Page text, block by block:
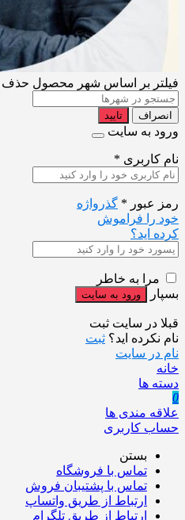
فیلتر بر اساس شهر محصول حذف
انصراف تایید
ورود به سایت
نام کاربری *
رمز عبور * گذرواژه
خود را فراموش
کرده اید؟
مرا به خاطر
بسپار
قبلا در سایت ثبت
نام نکرده اید؟ ثبت
نام در سایت
خانه
دسته ها
0
علاقه مندی ها
حساب کاربری
بستن
تماس با فروشگاه
تماس با پشتیبان فروش
ارتباط از طریق واتساپ
ارتباط از طریق تلگرام